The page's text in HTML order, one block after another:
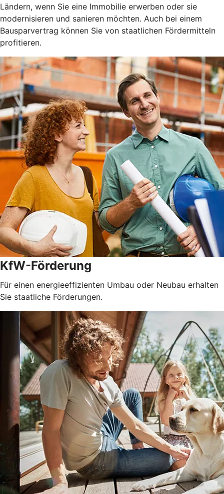
Ländern, wenn Sie eine Immobilie erwerben oder sie
modernisieren und sanieren möchten. Auch bei einem
Bausparvertrag können Sie von staatlichen Fördermitteln
profitieren.
KfW-Förderung
Für einen energieeffizienten Umbau oder Neubau erhalten
Sie staatliche Förderungen.